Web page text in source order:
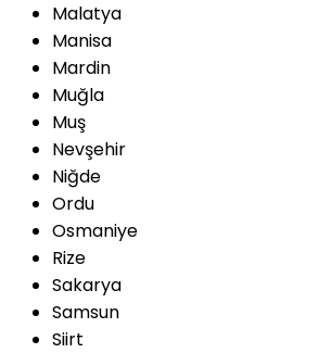
Malatya
Manisa
Mardin
Muğla
Muş
Nevşehir
Niğde
Ordu
Osmaniye
Rize
Sakarya
Samsun
Siirt